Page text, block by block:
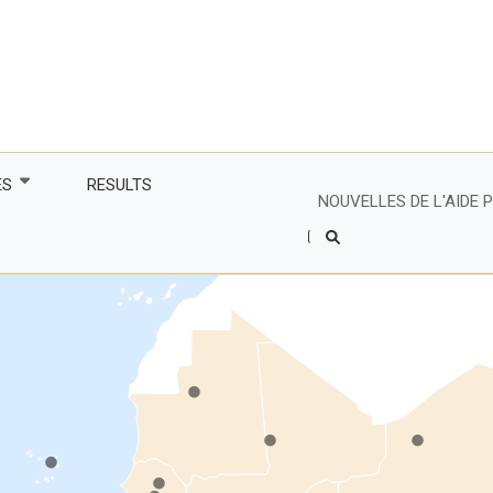
dynamiser les
RESULTS
Header
Right
NOUVELLES DE L'AIDE
. .
. .
.
.